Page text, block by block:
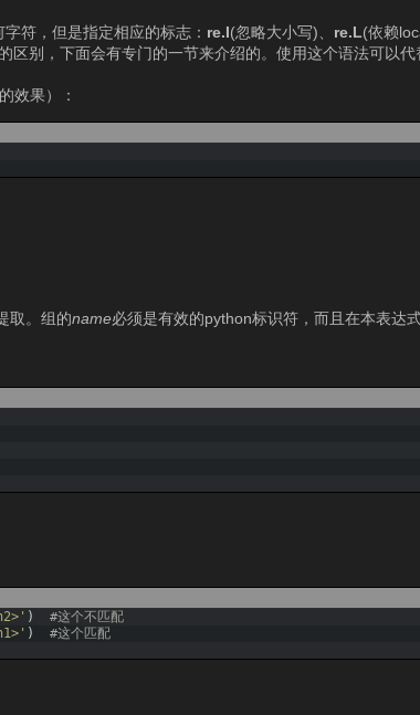
符，但是指定相应的标志： re.I(忽略大小写)、 re.L(依赖
区别，下面会有专门的一节来介绍的。使用这个语法可以代
效果）：
取。组的name必须是有效的python标识符，而且在本表达
)
#这个不匹配
)
#这个匹配